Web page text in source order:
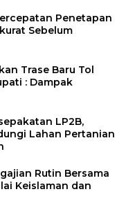
Penetapan
Sebelum
Trase Baru Tol
: Dampak
LP2B,
Lahan Pertanian
Rutin Bersama
Keislaman dan